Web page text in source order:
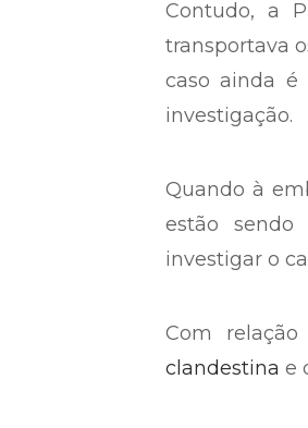
Contudo, a
transportava
caso ainda é
investigação.
Quando à
estão
investigar o
Com
clandestina e